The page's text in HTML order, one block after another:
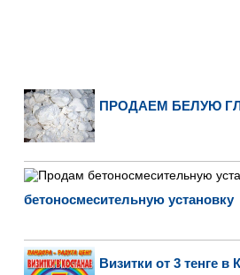
ПРОДАЕМ БЕЛУЮ
бетоносмесительную установку
Визитки от 3 тенге в